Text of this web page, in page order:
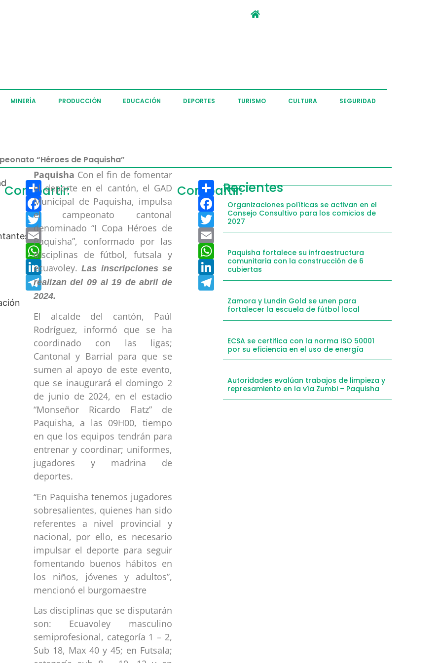
MINERÍA PRODUCCIÓN EDUCACIÓN DEPORTES TURISMO CULTURA SEGURIDAD
“Héroes de Paquisha”
Compartir:
Compartir
Facebook
Twitter
Email
WhatsApp
LinkedIn
Telegram
Paquisha Con el fin de fomentar
el deporte en el cantón, el GAD
Municipal de Paquisha, impulsa
el campeonato cantonal
denominado “I Copa Héroes de
Paquisha”, conformado por las
disciplinas de fútbol, futsala y
ecuavoley.Las inscripciones se
realizan del 09 al 19 de abril de
2024.
El alcalde del cantón, Paúl
Rodríguez, informó que se ha
coordinado con las ligas;
Cantonal y Barrial para que se
sumen al apoyo de este evento,
que se inaugurará el domingo 2
de junio de 2024, en el estadio
“Monseñor Ricardo Flatz” de
Paquisha, a las 09H00, tiempo
en que los equipos tendrán para
entrenar y coordinar; uniformes,
jugadores y madrina de
deportes.
“En Paquisha tenemos jugadores
sobresalientes, quienes han sido
referentes a nivel provincial y
nacional, por ello, es necesario
impulsar el deporte para seguir
fomentando buenos hábitos en
los niños, jóvenes y adultos”,
mencionó el burgomaestre
Las disciplinas que se disputarán
son: Ecuavoley masculino
semiprofesional, categoría 1 – 2,
Sub 18, Max 40 y 45; en Futsala;
Compartir:
Compartir
Facebook
Twitter
Email
WhatsApp
LinkedIn
Telegram
Recientes
Organizaciones políticas se activan en el
Consejo Consultivo para los comicios de
2027
Paquisha fortalece su infraestructura
comunitaria con la construcción de 6
cubiertas
Zamora y Lundin Gold se unen para
fortalecer la escuela de fútbol local
ECSA se certifica con la norma ISO 50001
por su eficiencia en el uso de energía
Autoridades evalúan trabajos de limpieza y
represamiento en la vía Zumbi – Paquisha